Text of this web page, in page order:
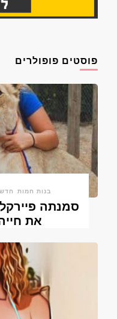
פוסטים פופולרים
בנות חמות
סמנתה
את